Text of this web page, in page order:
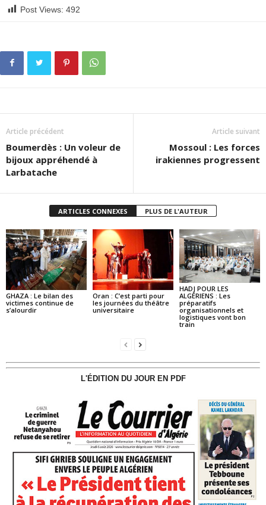
Post Views: 492
Article précédent
Boumerdès : Un voleur de
bijoux appréhendé à
Larbatache
Article suivant
Mossoul : Les forces
irakiennes progressent
ARTICLES CONNEXES PLUS DE L'AUTEUR
GHAZA : Le bilan des
victimes continue de
s’alourdir
Oran : C’est parti pour
les journées du théâtre
universitaire
HADJ POUR LES
ALGÉRIENS : Les
préparatifs
organisationnels et
logistiques vont bon
train
L'ÉDITION DU JOUR EN PDF